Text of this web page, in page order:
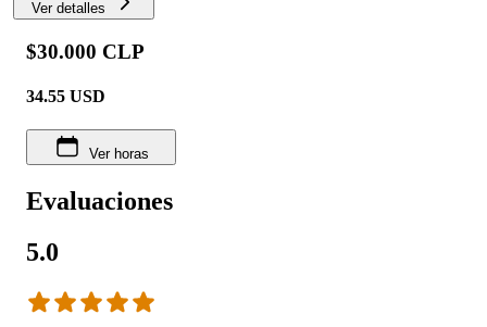
Ver detalles
$30.000 CLP
34.55 USD
Ver horas
Evaluaciones
5.0